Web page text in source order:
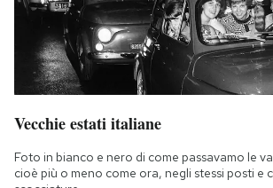
Vecchie estati italiane
Foto in bianco e nero di come passavamo le
cioè più o meno come ora, negli stessi posti e